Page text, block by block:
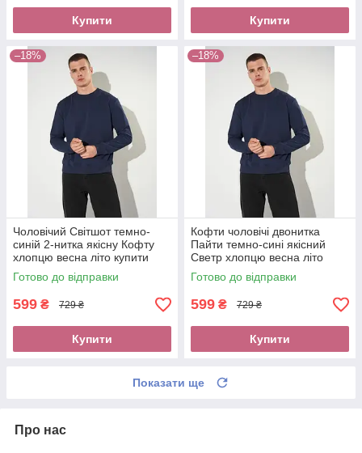
Купити Купити
–18%
Чоловічий Світшот темно-
синій 2-нитка якісну Кофту
хлопцю весна літо купити
Світшот трикотаж оплата без
передоплати новою поштою
Готово до відправки
599 ₴ 729 ₴
Купити
–18%
Кофти чоловічі двонитка
Пайти темно-сині якісний
Светр хлопцю весна літо
купити Світшот трикотаж
оплата при отриманні новою
поштою
Готово до відправки
599 ₴ 729 ₴
Купити
Показати ще
Про нас